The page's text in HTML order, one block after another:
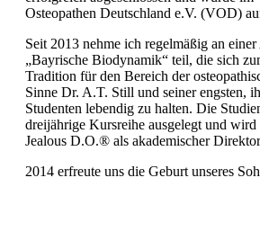
Osteopathen Deutschland e.V. (VOD)
Seit 2013 nehme ich regelmäßig an
„Bayrische Biodynamik“ teil, die sich
Tradition für den Bereich der
Sinne Dr. A.T. Still und seiner engsten,
Studenten lebendig zu halten. Die
dreijährige Kursreihe ausgelegt und wird
Jealous D.O.® als akademischer
2014 erfreute uns die Geburt unseres